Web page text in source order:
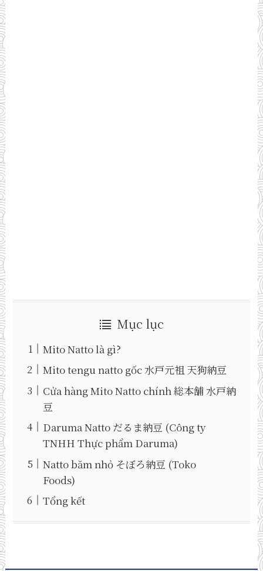
Mục lục
Mito Natto là gì?
Mito tengu natto gốc 水戸元祖 天狗納豆
Cửa hàng Mito Natto chính 総本舗 水戸納
豆
Daruma Natto だるま納豆 (Công ty
TNHH Thực phẩm Daruma)
Natto băm nhỏ そぼろ納豆 (Toko
Foods)
Tổng kết